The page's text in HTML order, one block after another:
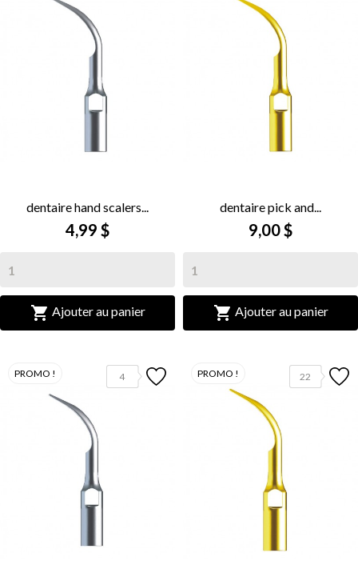
dentaire hand scalers...
4,99 $
 Ajouter au panier
dentaire pick and...
9,00 $
 Ajouter au panier
4
PROMO ! 22
PROMO !